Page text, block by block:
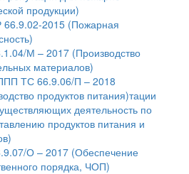
продукции)
2015 (Пожарная
М – 2017 (Производство
материалов)
ТС 66.9.06/П – 2018
продуктов питания)тации
деятельность по
продуктов питания и
О – 2017 (Обеспечение
порядка, ЧОП)